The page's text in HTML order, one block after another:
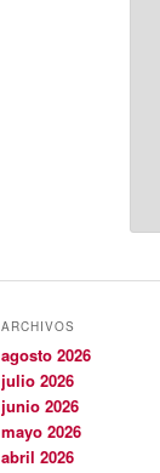
ARCHIVOS
agosto 2026
julio 2026
junio 2026
mayo 2026
abril 2026